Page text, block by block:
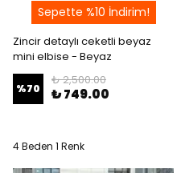
Sepette %10 İndirim!
Zincir detaylı ceketli beyaz
mini elbise - Beyaz
%70
₺ 2,500.00
₺ 749.00
4 Beden 1 Renk